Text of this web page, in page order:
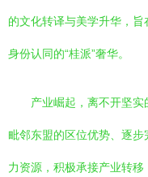
的文化转译与美学升华，
身份认同的“桂派”奢华。
产业崛起，离不开坚
毗邻东盟的区位优势、逐
力资源，积极承接产业转